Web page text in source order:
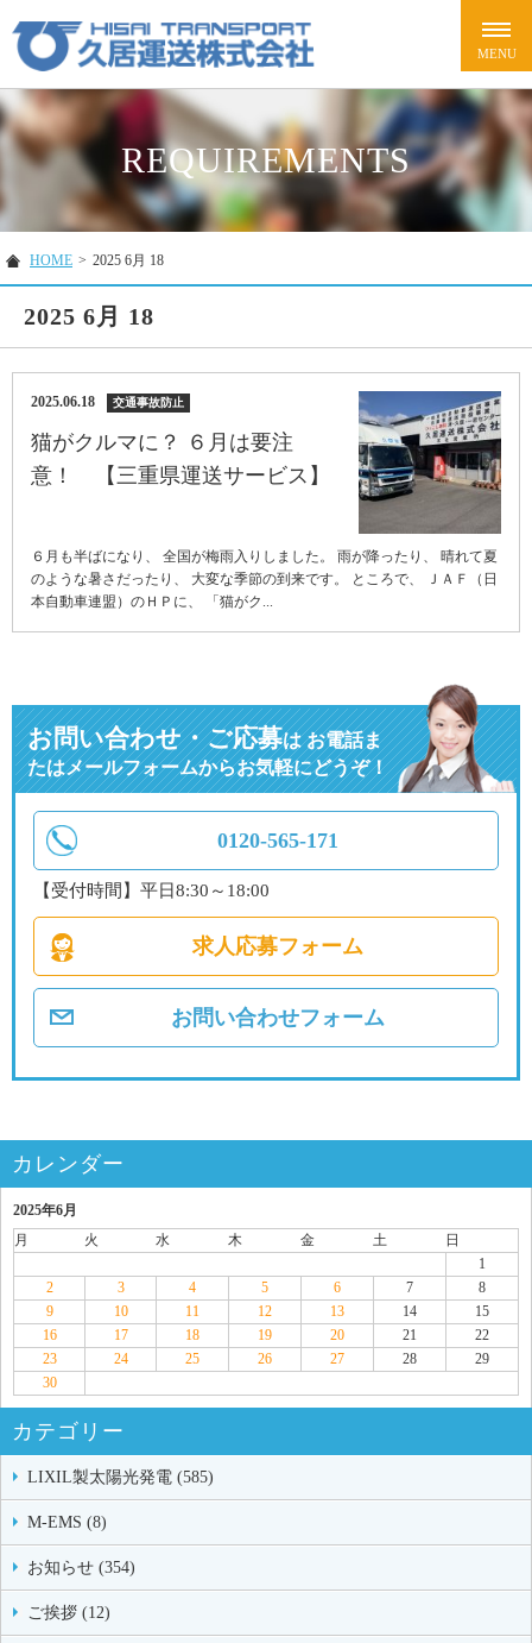
REQUIREMENTS
HOME > 2025 6月 18
2025 6月 18
2025.06.18 交通事故防止
猫がクルマに？ ６月は要注
意！ 【三重県運送サービス】
６月も半ばになり、 全国が梅雨入りしました。 雨が降ったり、 晴れて夏
のような暑さだったり、 大変な季節の到来です。 ところで、 ＪＡＦ（日
本自動車連盟）のＨＰに、 「猫がク...
お問い合わせ・ご応募はお電話ま
たはメールフォームからお気軽にどうぞ！
0120-565-171
【受付時間】平日8:30～18:00
求人応募フォーム
お問い合わせフォーム
カレンダー
2025年6月
月
火 水 木 金 土
日
1
2
3 4 5 6 7
8
9
10 11 12 13 14
15
16
17 18 19 20 21
22
23
24 25 26 27 28
29
30
カテゴリー
LIXIL製太陽光発電 (585)
M-EMS (8)
お知らせ (354)
ご挨拶 (12)